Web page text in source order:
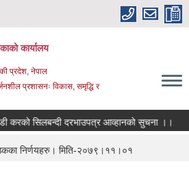
कार्यालय
प्रदेश, नेपाल
प्रशासनः विकास, समृद्धि र
सिलबन्दी दरभाउपत्र आव्हानको सुचना ।।
निर्णयहरु। मिति-२०७९।११।०१